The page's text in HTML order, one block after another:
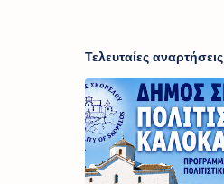
Τελευταίες αναρτήσεις